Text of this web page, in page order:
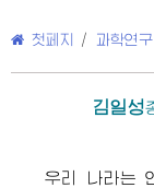
첫페지 / 과학연구
김일성
우리 나라는